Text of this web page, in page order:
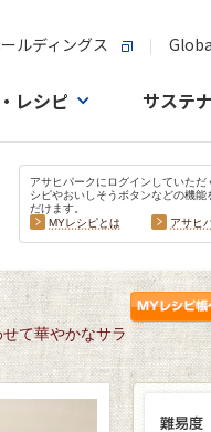
ルディングス
レシピ サステ
アサヒパークにログインしていただ
シピやおいしそうボタンなどの機能
だけます。
MYレシピとは
アサヒ
て華やかなサラ